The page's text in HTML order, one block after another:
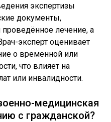
экспертизы
документы,
лечение, а
эксперт оценивает
о временной или
что влияет на
или инвалидности.
медицинская
с гражданской?